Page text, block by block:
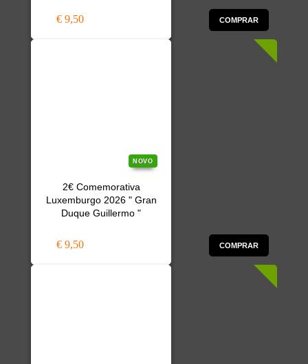
€ 9,50 COMPRAR
NOVO
2€ Comemorativa
Luxemburgo 2026 " Gran
Duque Guillermo "
€ 9,50 COMPRAR